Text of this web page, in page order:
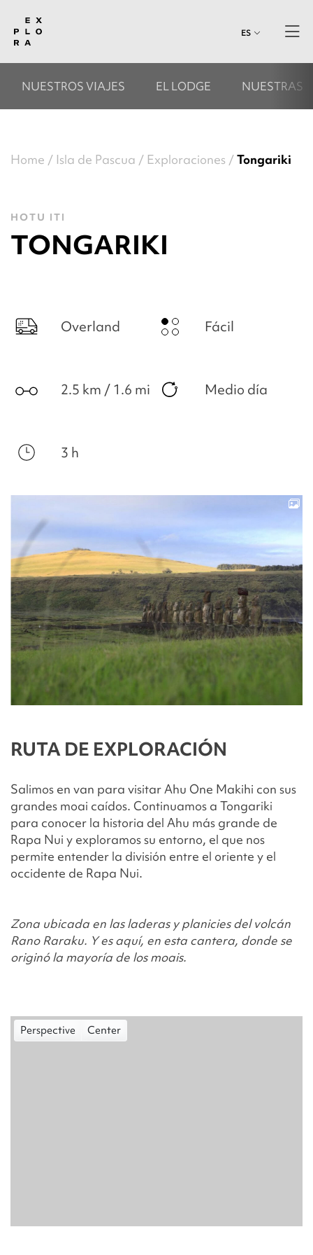
ES
NUESTROS VIAJES EL LODGE NUESTRAS
Home Isla de Pascua Exploraciones Tongariki
HOTU ITI
TONGARIKI
Overland Fácil
2.5 km / 1.6 mi Medio día
3 h
RUTA DE EXPLORACIÓN
Salimos en van para visitar Ahu One Makihi con sus
grandes moai caídos. Continuamos a Tongariki
para conocer la historia del Ahu más grande de
Rapa Nui y exploramos su entorno, el que nos
permite entender la división entre el oriente y el
occidente de Rapa Nui.
Zona ubicada en las laderas y planicies del volcán
Rano Raraku. Y es aquí, en esta cantera, donde se
originó la mayoría de los moais.
Perspective Center